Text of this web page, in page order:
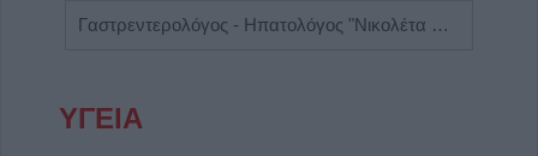
Γαστρεντερολόγος - Ηπατολόγος "Νικολέτα Β. Μαγαλιού"
ΥΓΕΙΑ